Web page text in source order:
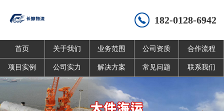
182-0128-6942
首页 关于我们 业务范围 公司资质 合作流程
项目实例 公司实力 解决方案 常见问题 联系我们